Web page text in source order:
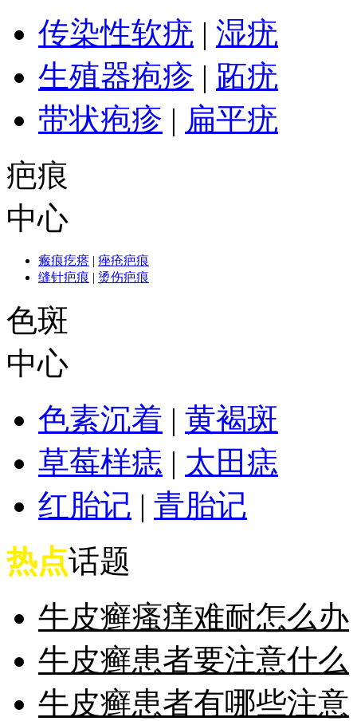
传染性软疣 | 湿疣
生殖器疱疹 | 跖疣
带状疱疹 | 扁平疣
疤痕
中心
瘢痕疙瘩 | 痤疮疤痕
缝针疤痕 | 烫伤疤痕
色斑
中心
色素沉着 | 黄褐斑
草莓样痣 | 太田痣
红胎记 | 青胎记
热点话题
牛皮癣瘙痒难耐怎么办
牛皮癣患者要注意什么
牛皮癣患者有哪些注意